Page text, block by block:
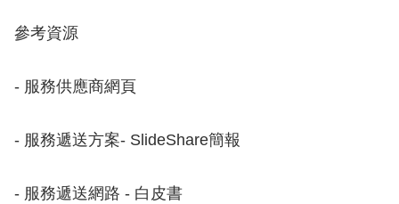
參考資源
- 服務供應商網頁
- 服務遞送方案- SlideShare簡報
- 服務遞送網路 - 白皮書